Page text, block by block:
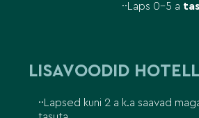
Laps 0-5 a
LISAVOODID
Lapsed kuni 2 a k.a saavad